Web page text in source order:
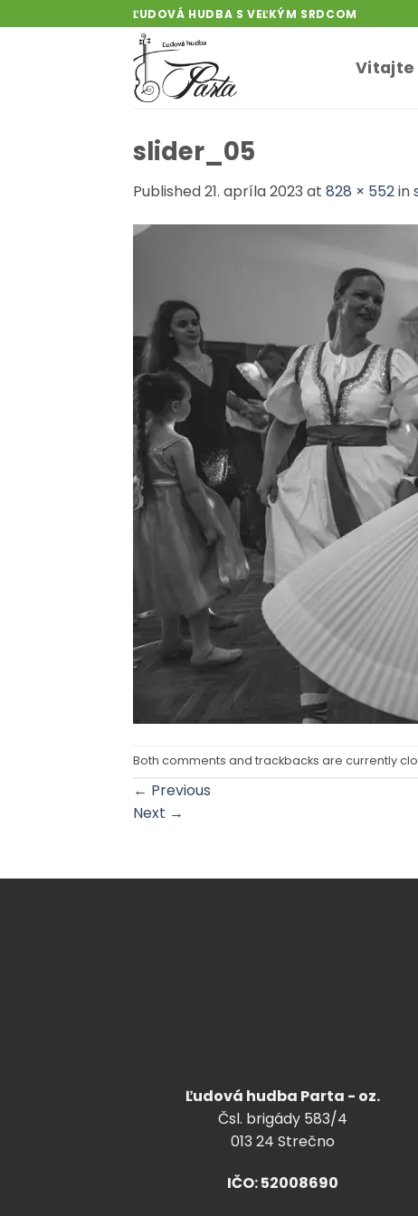
to
ĽUDOVÁ HUDBA S VEĽKÝM SRDCOM
Vitajte
slider_05
Published21. apríla 2023 at 828 × 552in
Both comments and trackbacks are currently
← Previous
Next →
Ľudová hudba Parta - oz.
Čsl. brigády 583/4
013 24 Strečno
IČO: 52008690